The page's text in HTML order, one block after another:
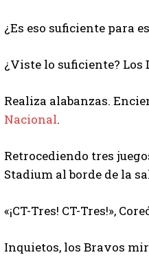
¿Es eso suficiente para
¿Viste lo suficiente?
Realiza alabanzas.
Nacional.
Retrocediendo tres
Stadium al borde de la
«¡CT-Tres! CT-Tres!»,
Inquietos, los Bravos